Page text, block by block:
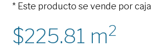
* Este producto se vende por caja
225.81 m2